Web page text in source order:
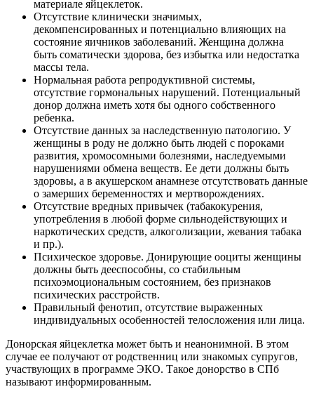
материале яйцеклеток.
Отсутствие клинически значимых,
декомпенсированных и потенциально влияющих на
состояние яичников заболеваний. Женщина должна
быть соматически здорова, без избытка или недостатка
массы тела.
Нормальная работа репродуктивной системы,
отсутствие гормональных нарушений. Потенциальный
донор должна иметь хотя бы одного собственного
ребенка.
Отсутствие данных за наследственную патологию. У
женщины в роду не должно быть людей с пороками
развития, хромосомными болезнями, наследуемыми
нарушениями обмена веществ. Ее дети должны быть
здоровы, а в акушерском анамнезе отсутствовать данные
о замерших беременностях и мертворождениях.
Отсутствие вредных привычек (табакокурения,
употребления в любой форме сильнодействующих и
наркотических средств, алкоголизации, жевания табака
и пр.).
Психическое здоровье. Донирующие ооциты женщины
должны быть дееспособны, со стабильным
психоэмоциональным состоянием, без признаков
психических расстройств.
Правильный фенотип, отсутствие выраженных
индивидуальных особенностей телосложения или лица.
Донорская яйцеклетка может быть и неанонимной. В этом
случае ее получают от родственниц или знакомых супругов,
участвующих в программе ЭКО. Такое донорство в СПб
называют информированным.